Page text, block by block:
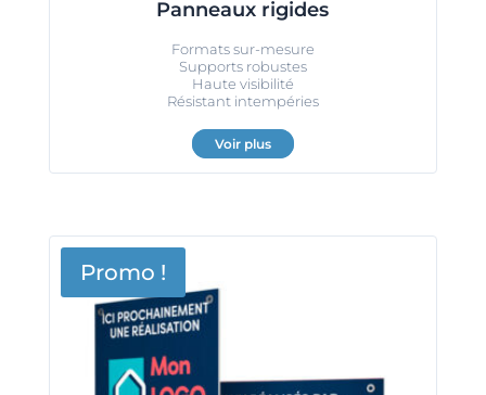
Panneaux rigides
Formats sur-mesure
Supports robustes
Haute visibilité
Résistant intempéries
Voir plus
Promo !